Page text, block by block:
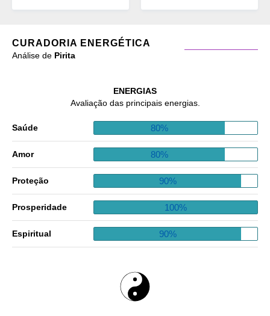
CURADORIA ENERGÉTICA
Análise de Pirita
ENERGIAS
Avaliação das principais energias.
Saúde 80%
Amor 80%
Proteção 90%
Prosperidade 100%
Espiritual 90%